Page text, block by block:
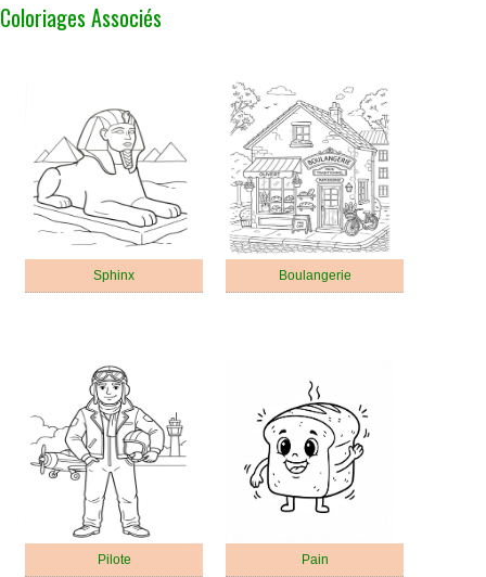
Coloriages Associés
Sphinx Boulangerie
Pilote Pain